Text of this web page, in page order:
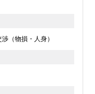
（物損・人身）